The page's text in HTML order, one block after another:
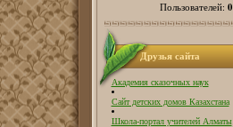
Пользователей: 0
Друзья сайта
Академия сказочных наук
Сайт детских домов Казахстана
Школа-портал учителей Алматы